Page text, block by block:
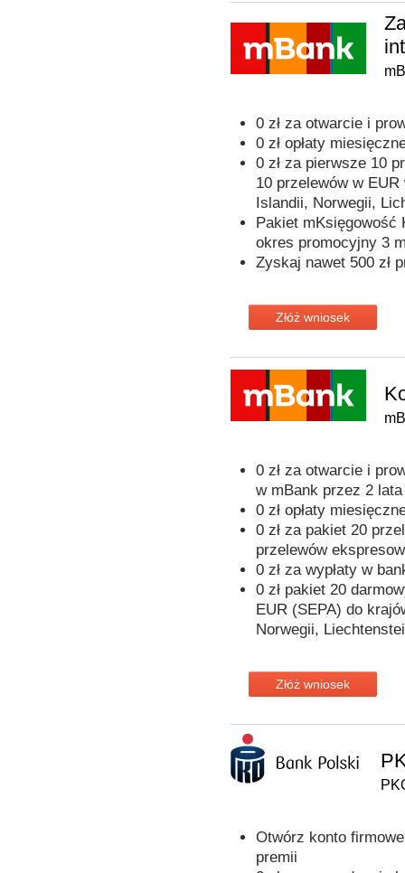
0 zł za otwarcie i
0 zł opłaty
0 zł za pierwsze 10
10 przelewów w
Islandii, Norwegii,
Pakiet mKsięgowość
okres promocyjny 3
Zyskaj nawet 500 zł
Złóż wniosek
0 zł za otwarcie i
w mBank przez 2 lata
0 zł opłaty
0 zł za pakiet 20
przelewów
0 zł za wypłaty w
0 zł pakiet 20
EUR (SEPA) do
Norwegii,
Złóż wniosek
Otwórz konto
premii